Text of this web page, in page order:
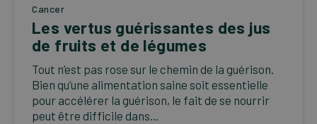
Cancer
Les vertus guérissantes des jus
de fruits et de légumes
Tout n’est pas rose sur le chemin de la guérison.
Bien qu’une alimentation saine soit essentielle
pour accélérer la guérison, le fait de se nourrir
peut être difficile dans...